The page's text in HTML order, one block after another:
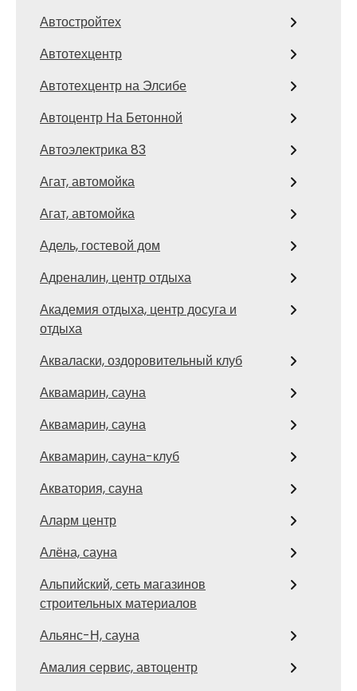
Автостройтех
Автотехцентр
Автотехцентр на Элсибе
Автоцентр На Бетонной
Автоэлектрика 83
Агат, автомойка
Агат, автомойка
Адель, гостевой дом
Адреналин, центр отдыха
Академия отдыха, центр досуга и
отдыха
Акваласки, оздоровительный клуб
Аквамарин, сауна
Аквамарин, сауна
Аквамарин, сауна-клуб
Акватория, сауна
Аларм центр
Алёна, сауна
Альпийский, сеть магазинов
строительных материалов
Альянс-Н, сауна
Амалия сервис, автоцентр